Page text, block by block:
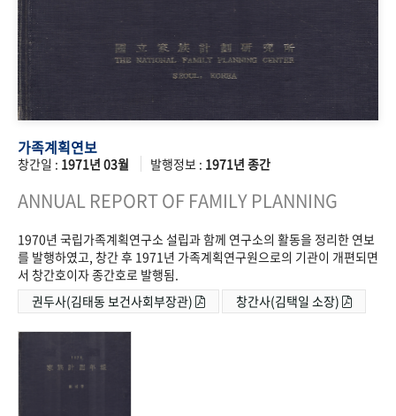
가족계획연보
창간일 : 1971년 03월 발행정보 : 1971년 종간
ANNUAL REPORT OF FAMILY PLANNING
1970년 국립가족계획연구소 설립과 함께 연구소의 활동을 정리한 연보
를 발행하였고, 창간 후 1971년 가족계획연구원으로의 기관이 개편되면
서 창간호이자 종간호로 발행됨.
권두사(김태동 보건사회부장관)
창간사(김택일 소장)